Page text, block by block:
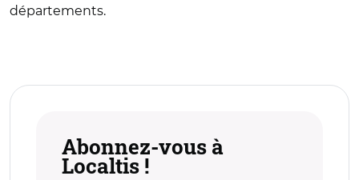
départements.
Abonnez-vous à
Localtis !